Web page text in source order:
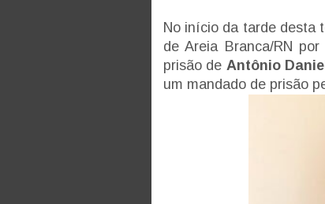
No início da tarde desta
de Areia Branca/RN
prisão de Antônio
um mandado de prisão